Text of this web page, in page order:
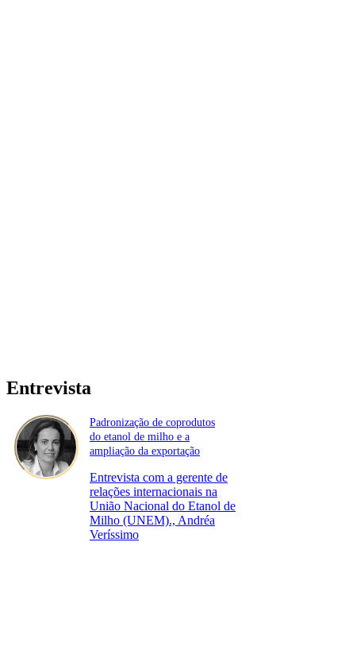
Entrevista
Padronização de coprodutos
do etanol de milho e a
ampliação da exportação
Entrevista com a gerente de
relações internacionais na
União Nacional do Etanol de
Milho (UNEM)., Andréa
Veríssimo